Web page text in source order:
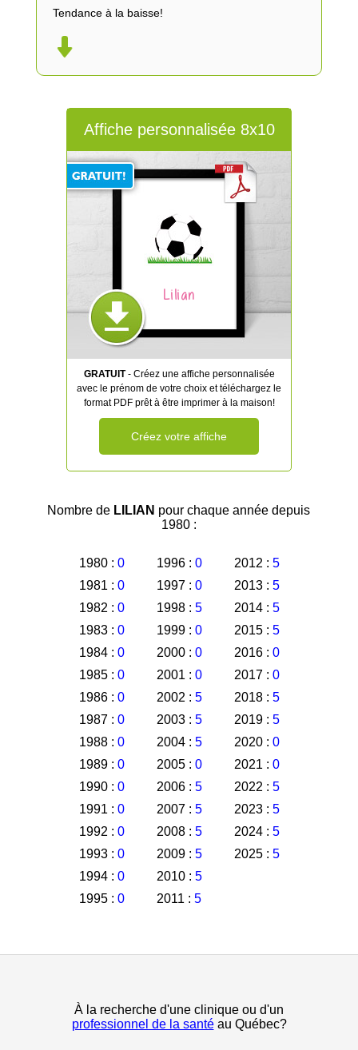
Tendance à la baisse!
Affiche personnalisée 8x10
Lilian
GRATUIT- Créez une affiche personnalisée
avec le prénom de votre choix et téléchargez le
format PDF prêt à être imprimer à la maison!
Créez votre affiche
Nombre de LILIAN pour chaque année depuis
1980 :
1980 : 0
1981 : 0
1982 : 0
1983 : 0
1984 : 0
1985 : 0
1986 : 0
1987 : 0
1988 : 0
1989 : 0
1990 : 0
1991 : 0
1992 : 0
1993 : 0
1994 : 0
1995 : 0
1996 : 0
1997 : 0
1998 : 5
1999 : 0
2000 : 0
2001 : 0
2002 : 5
2003 : 5
2004 : 5
2005 : 0
2006 : 5
2007 : 5
2008 : 5
2009 : 5
2010 : 5
2011 : 5
2012 : 5
2013 : 5
2014 : 5
2015 : 5
2016 : 0
2017 : 0
2018 : 5
2019 : 5
2020 : 0
2021 : 0
2022 : 5
2023 : 5
2024 : 5
2025 : 5
À la recherche d'une clinique ou d'un
professionnel de la santéau Québec?